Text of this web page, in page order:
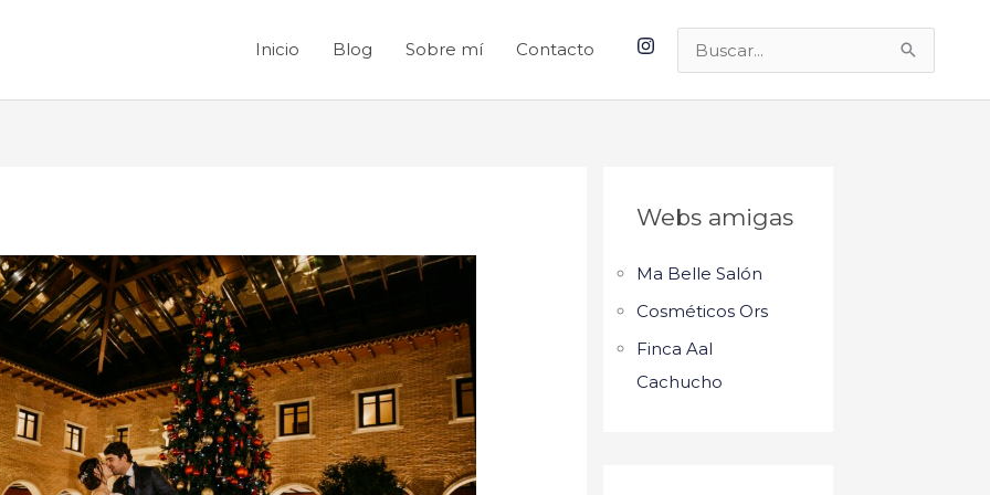
Inicio Blog Sobre mí Contacto
Buscar
por:
Webs amigas
Ma Belle Salón
Cosméticos Ors
Finca Aal
Cachucho